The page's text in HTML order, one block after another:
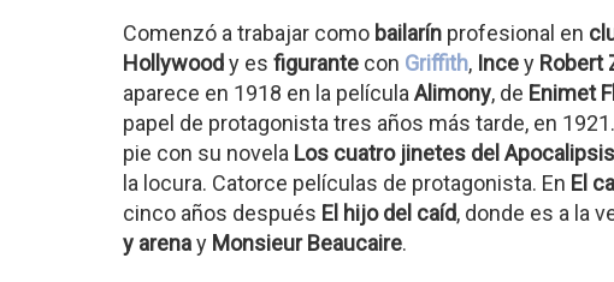
Comenzó a trabajar como bailarín profesional en
Hollywoody es figurante con Griffith, Incey Robert
aparece en 1918 en la película Alimony, de Enimet
papel de protagonista tres años más tarde, en
pie con su novela Los cuatro jinetes del Apocalipsis
la locura. Catorce películas de protagonista. En El
cinco años después El hijo del caíd, donde es a la
y arenay Monsieur Beaucaire.